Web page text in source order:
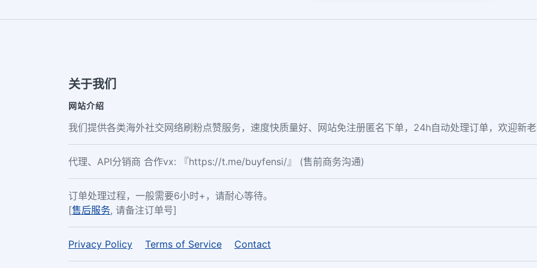
关于我们
网站介绍
我们提供各类海外社交网络刷粉点赞服务，速度快质量好、网站免注册匿名下单，24h自动处理订单，欢迎新老
代理、API分销商 合作vx: 『https://t.me/buyfensi/』 (售前商务沟通)
订单处理过程，一般需要6小时+，请耐心等待。
[售后服务, 请备注订单号]
Privacy Policy Terms of Service Contact